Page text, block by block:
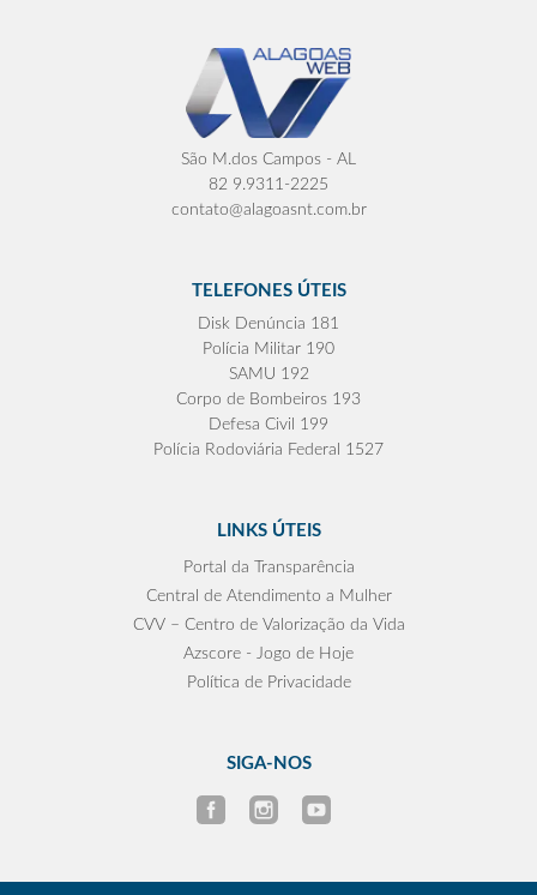
São M.dos Campos - AL
82 9.9311-2225
contato@alagoasnt.com.br
TELEFONES ÚTEIS
Disk Denúncia 181
Polícia Militar 190
SAMU 192
Corpo de Bombeiros 193
Defesa Civil 199
Polícia Rodoviária Federal 1527
LINKS ÚTEIS
Portal da Transparência
Central de Atendimento a Mulher
CVV – Centro de Valorização da Vida
Azscore - Jogo de Hoje
Política de Privacidade
SIGA-NOS